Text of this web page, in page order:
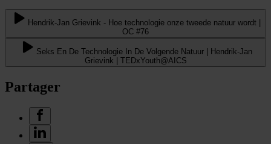
Hendrik-Jan Grievink - Hoe technologie onze tweede natuur wordt |
OC #76
Seks En De Technologie In De Volgende Natuur | Hendrik-Jan
Grievink | TEDxYouth@AICS
Partager